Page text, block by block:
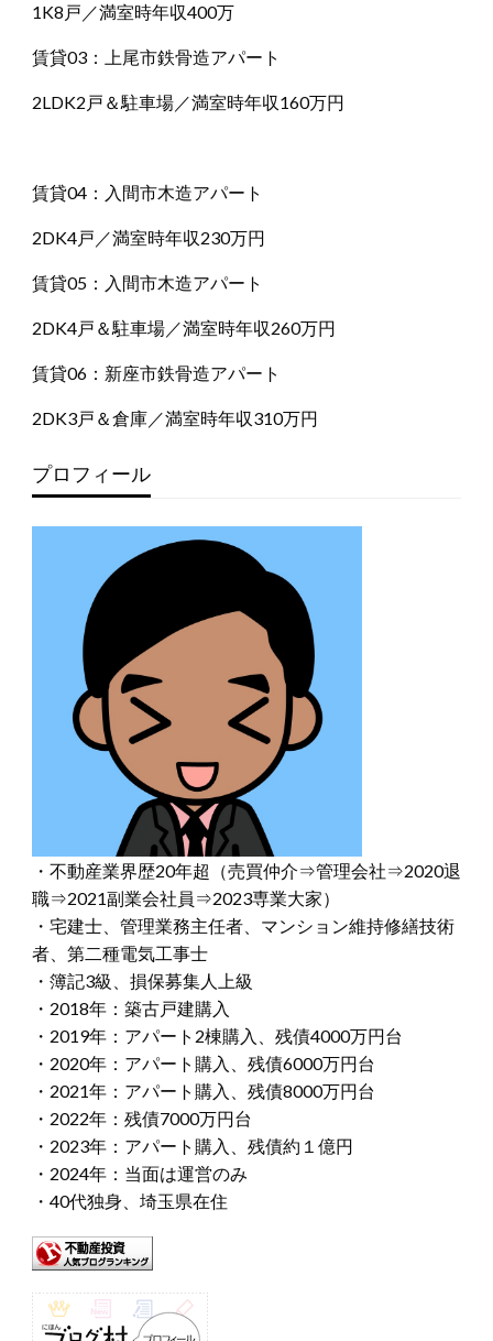
1K8戸／満室時年収400万
賃貸03：上尾市鉄骨造アパート
2LDK2戸＆駐車場／満室時年収160万円
賃貸04：入間市木造アパート
2DK4戸／満室時年収230万円
賃貸05：入間市木造アパート
2DK4戸＆駐車場／満室時年収260万円
賃貸06：新座市鉄骨造アパート
2DK3戸＆倉庫／満室時年収310万円
プロフィール
・不動産業界歴20年超（売買仲介⇒管理会社⇒2020退
職⇒2021副業会社員⇒2023専業大家）
・宅建士、管理業務主任者、マンション維持修繕技術
者、第二種電気工事士
・簿記3級、損保募集人上級
・2018年：築古戸建購入
・2019年：アパート2棟購入、残債4000万円台
・2020年：アパート購入、残債6000万円台
・2021年：アパート購入、残債8000万円台
・2022年：残債7000万円台
・2023年：アパート購入、残債約１億円
・2024年：当面は運営のみ
・40代独身、埼玉県在住